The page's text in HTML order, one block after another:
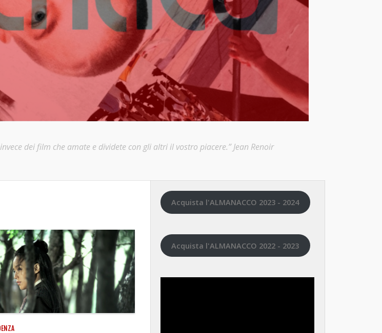
dei film che amate e dividete con gli altri il vostro piacere.” Jean Renoir
Acquista l'ALMANACCO 2023 - 2024
Acquista l'ALMANACCO 2022 - 2023